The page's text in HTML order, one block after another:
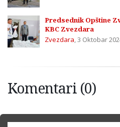
Predsednik Opštine
KBC Zvezdara
Zvezdara,3 Oktobar
Komentari (0)